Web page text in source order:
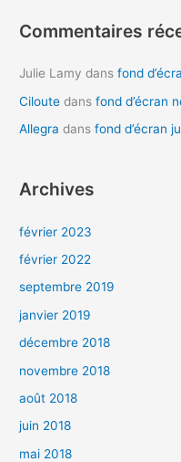
:
Commentaires
Julie Lamy dansfond
Ciloute dansfond d’écran
Allegra dansfond d’écran
Archives
février 2023
février 2022
septembre 2019
janvier 2019
décembre 2018
novembre 2018
août 2018
juin 2018
mai 2018